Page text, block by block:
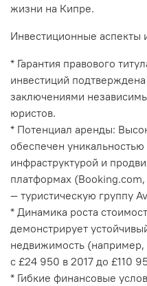
жизни на Кипре.
Инвестиционные аспекты
* Гарантия правового
инвестиций
заключениями
юристов.
* Потенциал аренды:
обеспечен
инфраструктурой и
платформах
— туристическую группу
* Динамика роста
демонстрирует
недвижимость (например,
с £24 950 в 2017 до £110
* Гибкие финансовые